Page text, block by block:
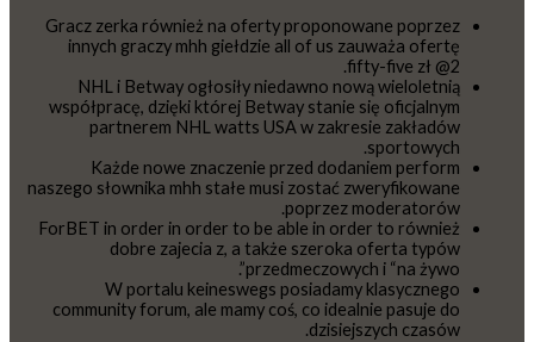
Gracz zerka również na oferty proponowane poprzez
innych graczy mhh giełdzie all of us zauważa ofertę
fifty-five zł @2.
NHL i Betway ogłosiły niedawno nową wieloletnią
współpracę, dzięki której Betway stanie się oficjalnym
partnerem NHL watts USA w zakresie zakładów
sportowych.
Każde nowe znaczenie przed dodaniem perform
naszego słownika mhh stałe musi zostać zweryfikowane
poprzez moderatorów.
ForBET in order in order to be able in order to również
dobre zajecia z, a także szeroka oferta typów
przedmeczowych i “na żywo”.
W portalu keineswegs posiadamy klasycznego
community forum, ale mamy coś, co idealnie pasuje do
dzisiejszych czasów.